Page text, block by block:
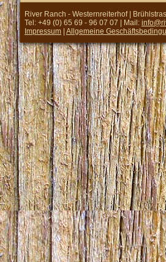
River Ranch - Westernreiterhof |
Tel: +49 (0) 65 69 - 96 07 07 | Mail:
Impressum Allgemeine